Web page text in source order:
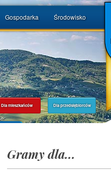
Gospodarka Środowisko
Dla mieszkańców Dla przedsiębiorców
Gramy dla...